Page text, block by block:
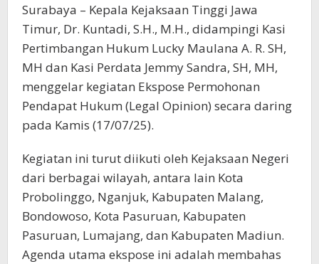
Surabaya – Kepala Kejaksaan Tinggi Jawa
Timur, Dr. Kuntadi, S.H., M.H., didampingi Kasi
Pertimbangan Hukum Lucky Maulana A. R. SH,
MH dan Kasi Perdata Jemmy Sandra, SH, MH,
menggelar kegiatan Ekspose Permohonan
Pendapat Hukum (Legal Opinion) secara daring
pada Kamis (17/07/25).
Kegiatan ini turut diikuti oleh Kejaksaan Negeri
dari berbagai wilayah, antara lain Kota
Probolinggo, Nganjuk, Kabupaten Malang,
Bondowoso, Kota Pasuruan, Kabupaten
Pasuruan, Lumajang, dan Kabupaten Madiun.
Agenda utama ekspose ini adalah membahas